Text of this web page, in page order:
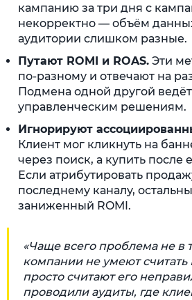
кампанию за три дня с
некорректно — объём
аудитории слишком разные.
Путают ROMI и ROAS. Эти
по-разному и отвечают на
Подмена одной другой
управленческим решениям.
Игнорируют
Клиент мог кликнуть на
через поиск, а купить после
Если атрибутировать
последнему каналу,
заниженный ROMI.
«Чаще всего проблема не в
компании не умеют
просто считают его
проводили аудиты, где